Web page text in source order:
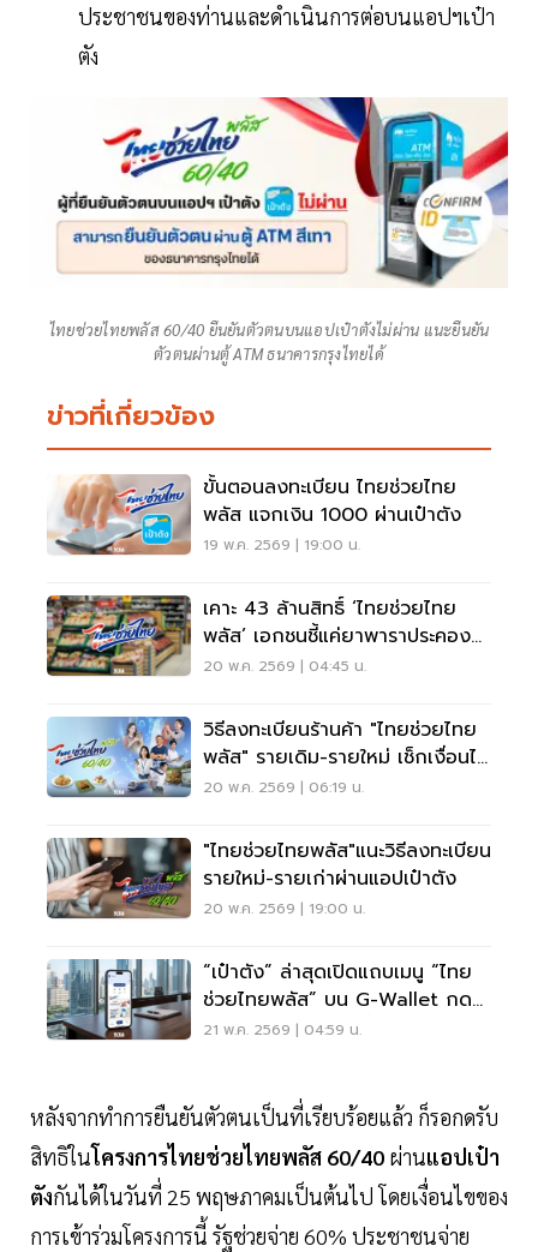
ประชาชนของท่านและดำเนินการต่อบนแอปฯเป๋า
ตัง
ไทยช่วยไทยพลัส 60/40 ยืนยันตัวตนบนแอปเป๋าตังไม่ผ่าน แนะยืนยัน
ตัวตนผ่านตู้ ATM ธนาคารกรุงไทยได้
ข่าวที่เกี่ยวข้อง
ขั้นตอนลงทะเบียน ไทยช่วยไทย
พลัส แจกเงิน 1000 ผ่านเป๋าตัง
19 พ.ค. 2569 | 19:00 น.
เคาะ 43 ล้านสิทธิ์ ‘ไทยช่วยไทย
พลัส’ เอกชนชี้แค่ยาพาราประคอง
เศรษฐกิจ
20 พ.ค. 2569 | 04:45 น.
วิธีลงทะเบียนร้านค้า "ไทยช่วยไทย
พลัส" รายเดิม-รายใหม่ เช็กเงื่อนไข
รับสิทธิที่นี่
20 พ.ค. 2569 | 06:19 น.
"ไทยช่วยไทยพลัส"แนะวิธีลงทะเบียน
รายใหม่-รายเก่าผ่านแอปเป๋าตัง
20 พ.ค. 2569 | 19:00 น.
“เป๋าตัง” ล่าสุดเปิดแถบเมนู “ไทย
ช่วยไทยพลัส” บน G-Wallet กด
รับสิทธิ 25-29 พ.ค.นี้
21 พ.ค. 2569 | 04:59 น.
หลังจากทำการยืนยันตัวตนเป็นที่เรียบร้อยแล้ว ก็รอกดรับ
สิทธิในโครงการไทยช่วยไทยพลัส 60/40 ผ่านแอปเป๋า
ตังกันได้ในวันที่ 25 พฤษภาคมเป็นต้นไป โดยเงื่อนไขของ
การเข้าร่วมโครงการนี้ รัฐช่วยจ่าย 60% ประชาชนจ่าย